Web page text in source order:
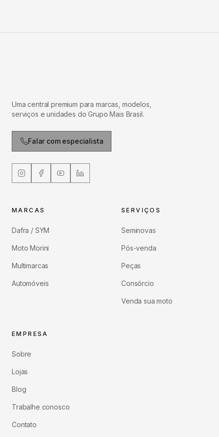
Uma central premium para marcas, modelos,
serviços e unidades do Grupo Mais Brasil.
Falar com especialista
MARCAS
Dafra / SYM
Moto Morini
Multimarcas
Automóveis
SERVIÇOS
Seminovas
Pós-venda
Peças
Consórcio
Venda sua moto
EMPRESA
Sobre
Lojas
Blog
Trabalhe conosco
Contato